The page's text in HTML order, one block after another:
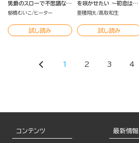
男爵のスローで不思議な結
婚生活 コミック版 （4）
郁橋むいこ ヒーター
試し読み
を咲かせたい ～初恋は実
らなかったけれど、熱心に
ら、本物の恋がやって来ま
した～ コミック版 （1）
亜積翔太 高取和生
試し読み
1 2 3 4
コンテンツ 最新情報